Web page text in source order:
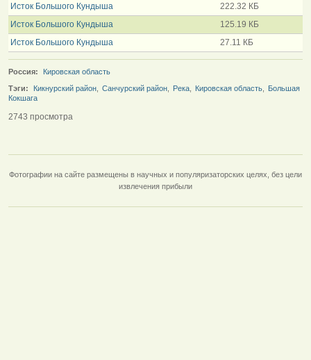
Исток Большого Кундыша
222.32 КБ
Исток Большого Кундыша
125.19 КБ
Исток Большого Кундыша
27.11 КБ
Россия:
Кировская область
Тэги:
Кикнурский район Санчурский район Река Кировская область
Большая
Кокшага
2743 просмотра
Фотографии на сайте размещены в научных и популяризаторских целях, без цели
извлечения прибыли